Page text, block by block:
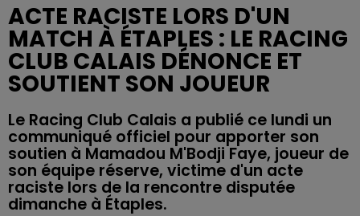
ACTE RACISTE LORS D'UN
MATCH À ÉTAPLES : LE RACING
CLUB CALAIS DÉNONCE ET
SOUTIENT SON JOUEUR
Le Racing Club Calais a publié ce lundi un
communiqué officiel pour apporter son
soutien à Mamadou M'Bodji Faye, joueur de
son équipe réserve, victime d'un acte
raciste lors de la rencontre disputée
dimanche à Étaples.